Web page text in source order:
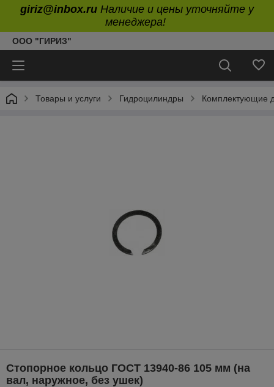
giriz@inbox.ru Наличие и цены уточняйте у
менеджера!
ООО "ГИРИЗ"
Товары и услуги Гидроцилиндры Комплектующие
Стопорное кольцо ГОСТ 13940-86 105 мм (на
вал, наружное, без ушек)